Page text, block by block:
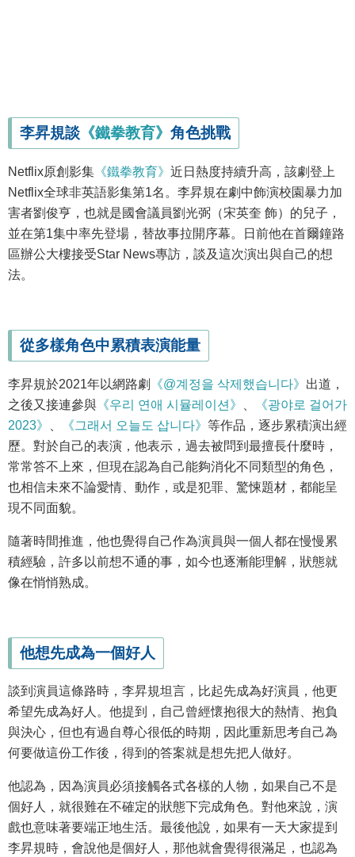
李昇規談 《鐵拳教育》 角色挑戰
Netflix原創影集 《鐵拳教育》 近日熱度持續升高，該劇登上
Netflix全球非英語影集第1名。李昇規在劇中飾演校園暴力加
害者劉俊亨，也就是國會議員劉光弼（宋英奎 飾）的兒子，
並在第1集中率先登場，替故事拉開序幕。日前他在首爾鐘路
區辦公大樓接受Star News專訪，談及這次演出與自己的想
法。
從多樣角色中累積表演能量
李昇規於2021年以網路劇 《@계정을 삭제했습니다》 出道，
之後又接連參與 《우리 연애 시뮬레이션》
《광야로 걸어가
2023》
《그래서 오늘도 삽니다》 等作品，逐步累積演出經
歷。對於自己的表演，他表示，過去被問到最擅長什麼時，
常常答不上來，但現在認為自己能夠消化不同類型的角色，
也相信未來不論愛情、動作，或是犯罪、驚悚題材，都能呈
現不同面貌。
隨著時間推進，他也覺得自己作為演員與一個人都在慢慢累
積經驗，許多以前想不通的事，如今也逐漸能理解，狀態就
像在悄悄熟成。
他想先成為一個好人
談到演員這條路時，李昇規坦言，比起先成為好演員，他更
希望先成為好人。他提到，自己曾經懷抱很大的熱情、抱負
與決心，但也有過自尊心很低的時期，因此重新思考自己為
何要做這份工作後，得到的答案就是想先把人做好。
他認為，因為演員必須接觸各式各樣的人物，如果自己不是
個好人，就很難在不確定的狀態下完成角色。對他來說，演
戲也意味著要端正地生活。最後他說，如果有一天大家提到
李昇規時，會說他是個好人，那他就會覺得很滿足，也認為